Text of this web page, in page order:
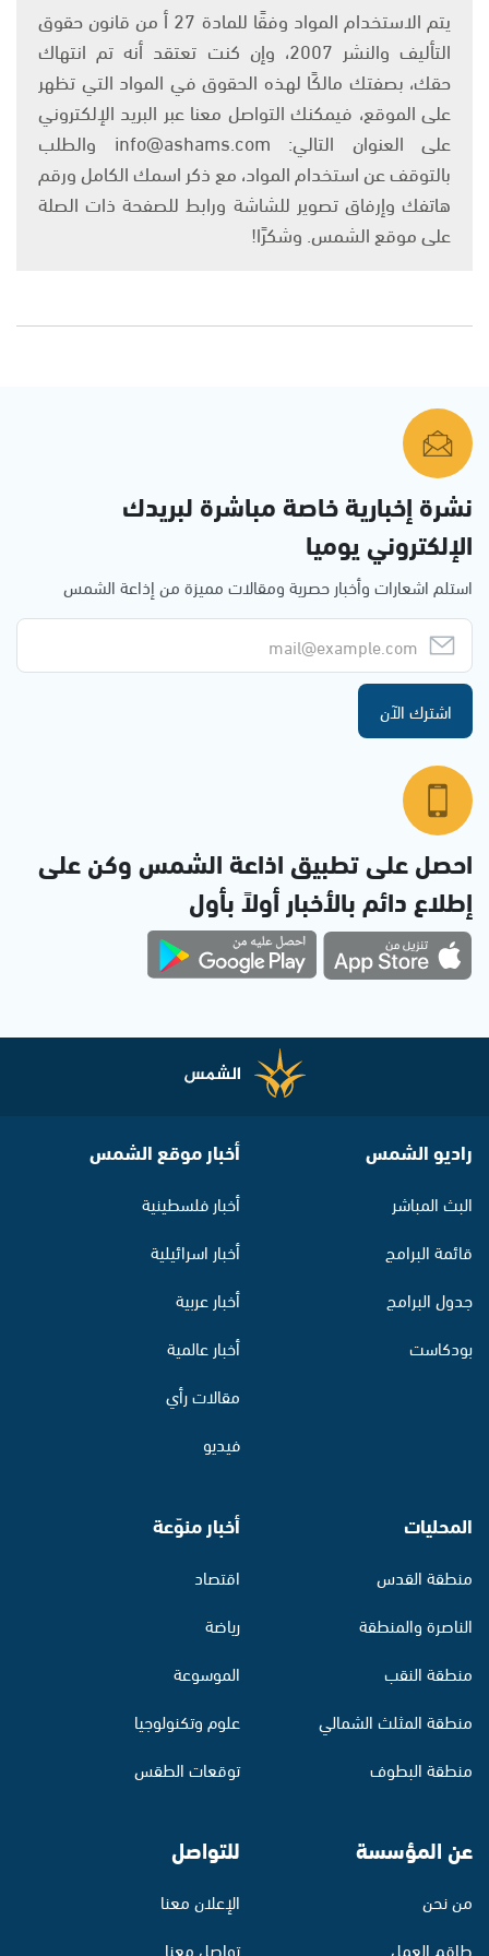
يتم الاستخدام المواد وفقًا للمادة 27 أ من قانون حقوق
التأليف والنشر 2007، وإن كنت تعتقد أنه تم انتهاك
حقك، بصفتك مالكًا لهذه الحقوق في المواد التي تظهر
على الموقع، فيمكنك التواصل معنا عبر البريد الإلكتروني
على العنوان التالي: info@ashams.com والطلب
بالتوقف عن استخدام المواد، مع ذكر اسمك الكامل ورقم
هاتفك وإرفاق تصوير للشاشة ورابط للصفحة ذات الصلة
على موقع الشمس. وشكرًا!
نشرة إخبارية خاصة مباشرة لبريدك
الإلكتروني يوميا
استلم اشعارات وأخبار حصرية ومقالات مميزة من إذاعة الشمس
اشترك الآن
احصل على تطبيق اذاعة الشمس وكن على
إطلاع دائم بالأخبار أولاً بأول
راديو الشمس
البث المباشر
قائمة البرامج
جدول البرامج
بودكاست
أخبار موقع الشمس
أخبار فلسطينية
أخبار اسرائيلية
أخبار عربية
أخبار عالمية
مقالات رأي
فيديو
المحليات
منطقة القدس
الناصرة والمنطقة
منطقة النقب
منطقة المثلث الشمالي
منطقة البطوف
أخبار منوّعة
اقتصاد
رياضة
الموسوعة
علوم وتكنولوجيا
توقعات الطقس
عن المؤسسة
من نحن
طاقم العمل
للتواصل
الإعلان معنا
تواصل معنا